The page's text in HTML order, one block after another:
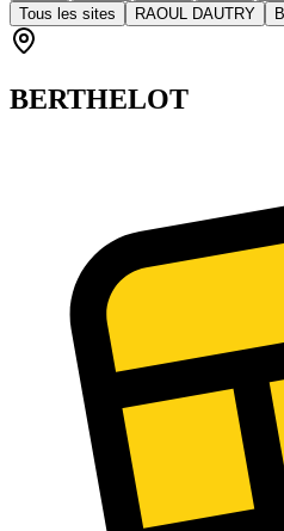
Tous les sites
RAOUL DAUTRY
BERTHELOT